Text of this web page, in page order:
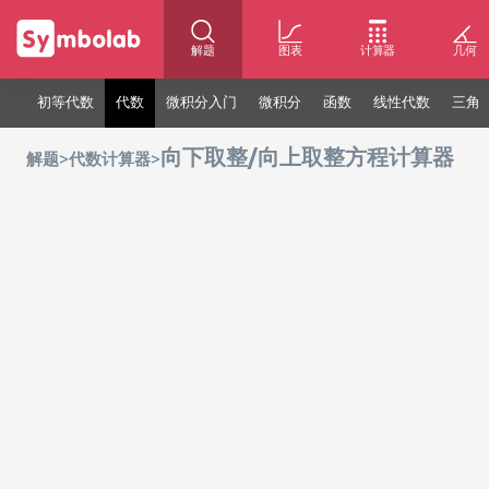
解题 图表 计算器 几何
初等代数 代数 微积分入门 微积分 函数 线性代数 三角
解题>代数计算器>向下取整/向上取整方程计算器